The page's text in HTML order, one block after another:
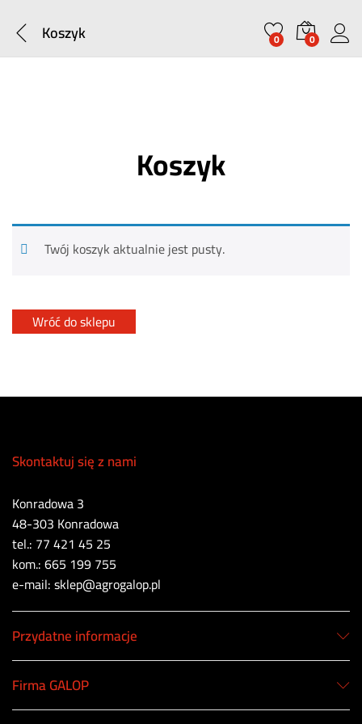
Koszyk 0 0
Koszyk
Twój koszyk aktualnie jest pusty.
Wróć do sklepu
Skontaktuj się z nami
Konradowa 3
48-303 Konradowa
tel.: 77 421 45 25
kom.: 665 199 755
e-mail: sklep@agrogalop.pl
Przydatne informacje
Firma GALOP